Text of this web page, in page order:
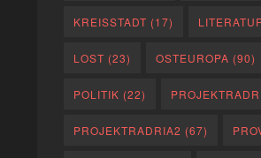
KREISSTADT (17)
LOST (23) OSTEUROPA (90)
POLITIK (22)
PROJEKTRADRIA2 (67)